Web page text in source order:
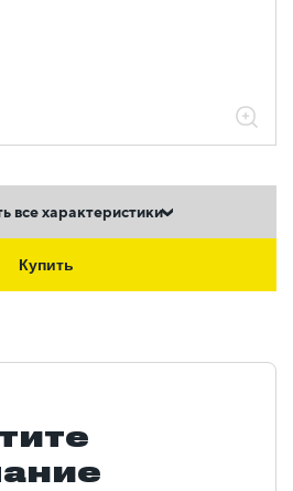
все характеристики
Купить